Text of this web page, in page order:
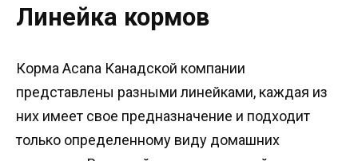
Линейка кормов
Корма Acana Канадской компании
представлены разными линейками, каждая из
них имеет свое предназначение и подходит
только определенному виду домашних